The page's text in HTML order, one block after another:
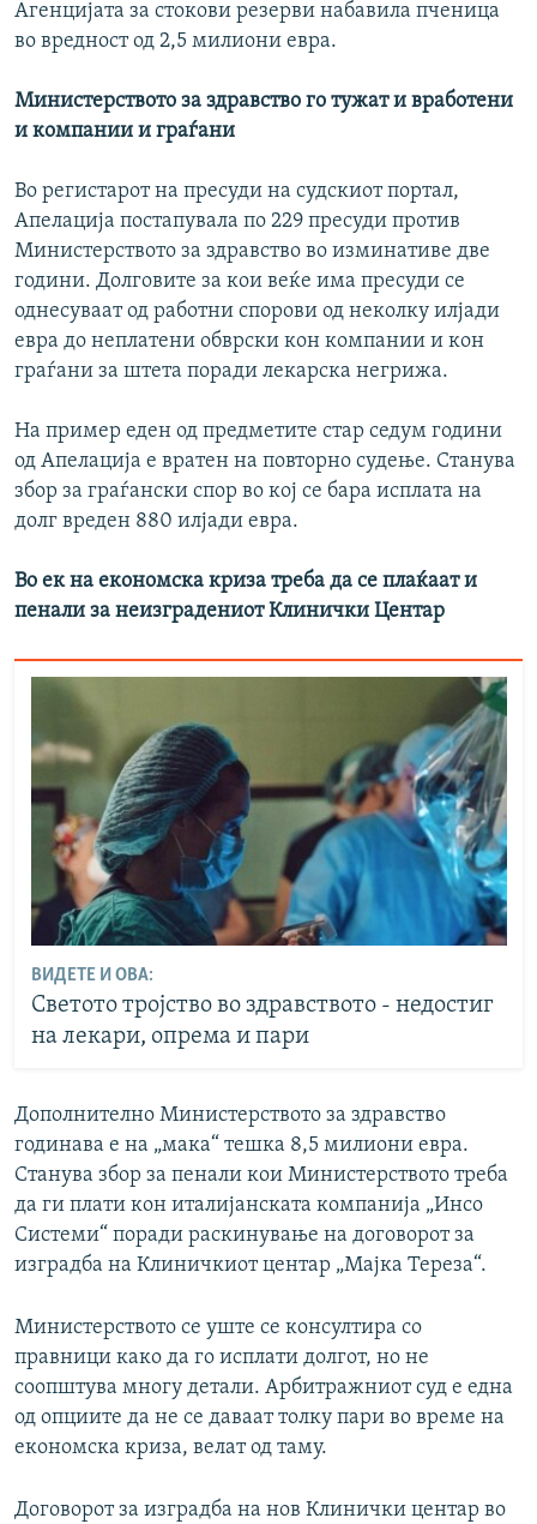
Агенцијата за стокови резерви набавила пченица
во вредност од 2,5 милиони евра.
Министерството за здравство го тужат и вработени
и компании и граѓани
Во регистарот на пресуди на судскиот портал,
Апелација постапувала по 229 пресуди против
Министерството за здравство во изминативе две
години. Долговите за кои веќе има пресуди се
однесуваат од работни спорови од неколку илјади
евра до неплатени обврски кон компании и кон
граѓани за штета поради лекарска негрижа.
На пример еден од предметите стар седум години
од Апелација е вратен на повторно судење. Станува
збор за граѓански спор во кој се бара исплата на
долг вреден 880 илјади евра.
Во ек на економска криза треба да се плаќаат и
пенали за неизградениот Клинички Центар
ВИДЕТЕ И ОВА:
Светото тројство во здравството - недостиг
на лекари, опрема и пари
Дополнително Министерството за здравство
годинава е на „мака“ тешка 8,5 милиони евра.
Станува збор за пенали кои Министерството треба
да ги плати кон италијанската компанија „Инсо
Системи“ поради раскинување на договорот за
изградба на Клиничкиот центар „Мајка Тереза“.
Министерството се уште се консултира со
правници како да го исплати долгот, но не
соопштува многу детали. Арбитражниот суд е една
од опциите да не се даваат толку пари во време на
економска криза, велат од таму.
Договорот за изградба на нов Клинички центар во